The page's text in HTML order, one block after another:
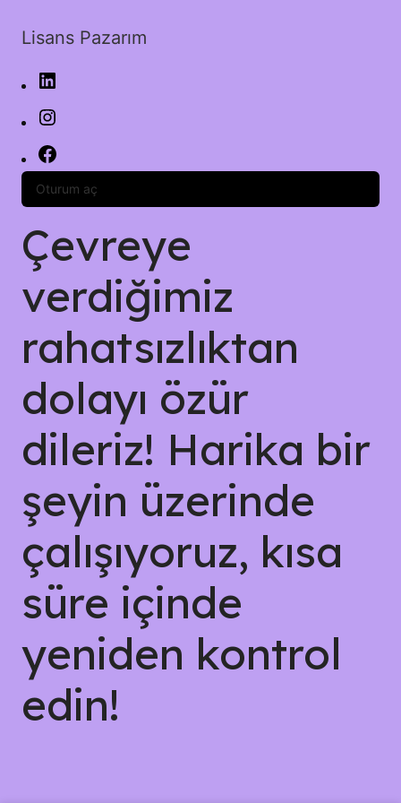
Lisans Pazarım
Oturum aç
Çevreye
verdiğimiz
rahatsızlıktan
dolayı özür
dileriz! Harika bir
şeyin üzerinde
çalışıyoruz, kısa
süre içinde
yeniden kontrol
edin!